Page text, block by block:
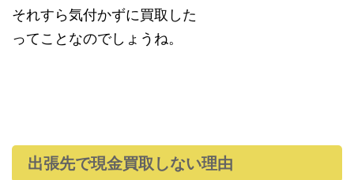
それすら気付かずに買取した
ってことなのでしょうね。
出張先で現金買取しない理由